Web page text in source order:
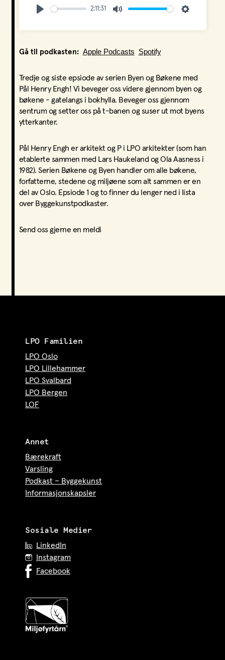
2:11:31
Gå til podkasten: Apple Podcasts Spotify
Tredje og siste epsiode av serien Byen og Bøkene med
Pål Henry Engh! Vi beveger oss videre gjennom byen og
bøkene - gatelangs i bokhylla. Beveger oss gjennom
sentrum og setter oss på t-banen og suser ut mot byens
ytterkanter.
Pål Henry Engh er arkitekt og P i LPO arkitekter (som han
etablerte sammen med Lars Haukeland og Ola Aasness i
1982). Serien Bøkene og Byen handler om alle bøkene,
forfatterne, stedene og miljøene som alt sammen er en
del av Oslo. Epsiode 1 og to finner du lenger ned i lista
over Byggekunstpodkaster.
Send oss gjerne en meldi
LPO Familien
LPO Oslo
LPO Lillehammer
LPO Svalbard
LPO Bergen
LOF
Annet
Bærekraft
Varsling
Podkast – Byggekunst
Informasjonskapsler
Sosiale Medier
LinkedIn
Instagram
Facebook